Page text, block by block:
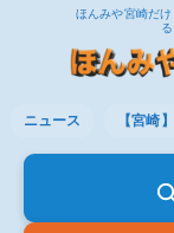
ほんみや宮崎だ
ニュース 【宮崎